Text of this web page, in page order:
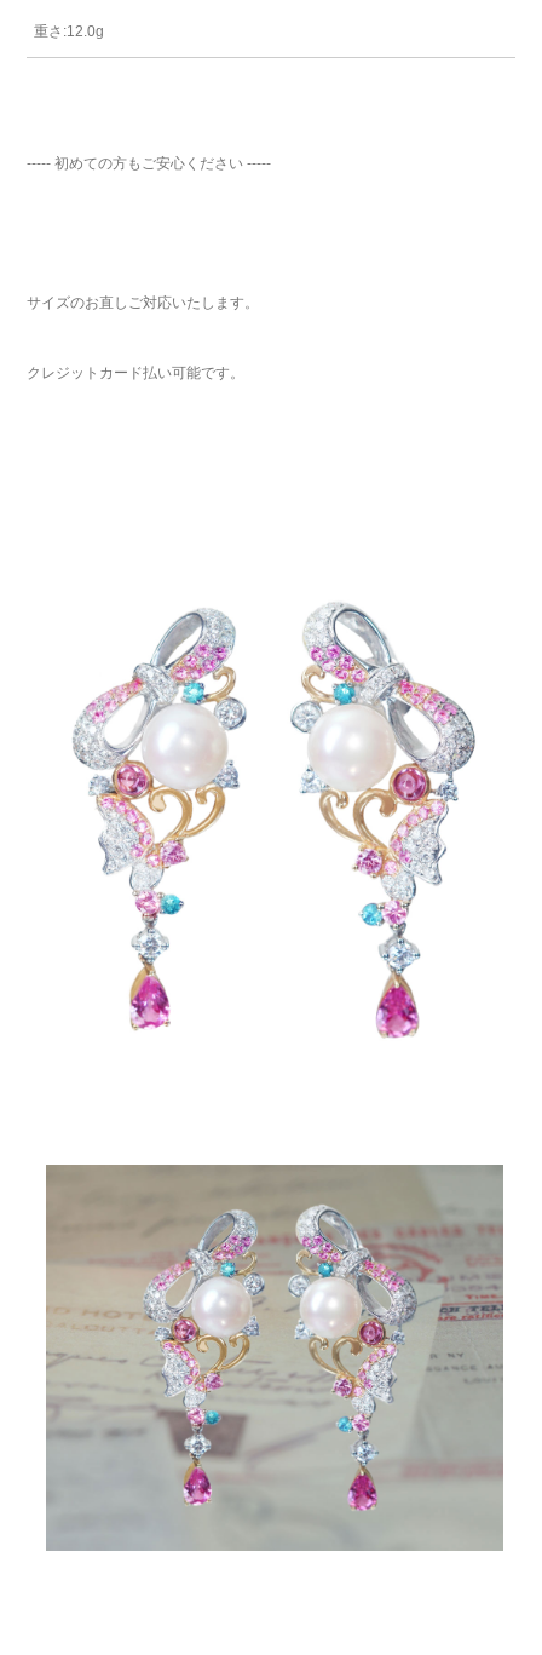
重さ:12.0g
----- 初めての方もご安心ください -----
サイズのお直しご対応いたします。
クレジットカード払い可能です。